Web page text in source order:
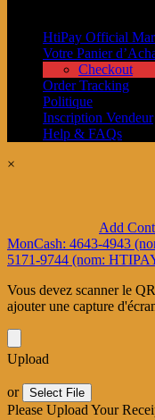
HtiPay Official
Votre Panier
Checkout
Order Tracking
Politique
Inscription Vendeur
Help & FAQs
×
Add
MonCash: 4643-4943
5171-9744 (nom:
Vous devez scanner le
ajouter une capture
Upload
or Select File
Please Upload Your